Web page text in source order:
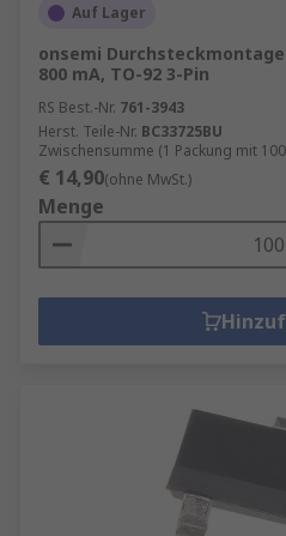
Auf Lager
onsemi
800 mA, TO-92 3-Pin
RS Best.-Nr. 761-3943
Herst. Teile-Nr. BC33725BU
Zwischensumme (1 Packung mit
€ 14,90(ohne MwSt.)
Menge